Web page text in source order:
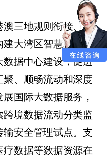
澳三地规则衔接、机
建大湾区智慧城市
数据中心建设，促进
、顺畅流动和深度
国际大数据服务，
境数据流动分类监
安全管理试点。支
数据等数据资源在